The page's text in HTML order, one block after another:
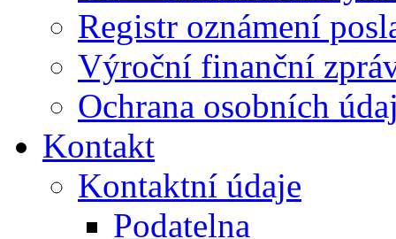
Registr oznámení
Výroční finanční
Ochrana osobních
Kontakt
Kontaktní údaje
Podatelna